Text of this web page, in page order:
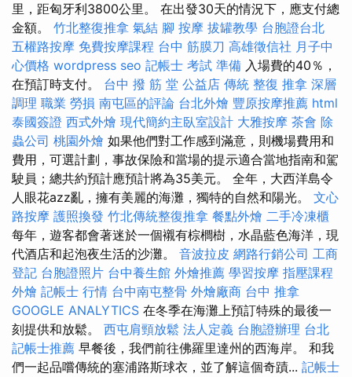
里，距匈牙利3800公里。 在出發30天的情況下，應支付總
金額。 竹北整復推拿 氣結 腳 按摩 拔罐教學 台胞證台北
五權路按摩 免費按摩課程 台中 筋膜刀 高雄徵信社 月子中
心價格 wordpress seo 記帳士 考試 準備 入場費的40％，
在預訂時支付。 台中 撥 筋 堂 公益店 傳統 整復 推拿 深層
調理 職業 勞損 南屯區的評論 台北外燴 豐原按摩推薦 html
泰國簽證 西式外燴 現代簡約主臥室設計 大雅按摩 茶會 除
蟲公司 桃園外燴 如果他們對工作感到滿意，則機場費用和
費用，可選計劃，事故保險和當場的提示適合當地指南和駕
駛員；總共約預計應預計將為35美元。 全年，大西洋島令
人眼花azz亂，擁有美麗的海灘，獨特的自然和陽光。 文心
路按摩 護照換發 竹北傳統整復推拿 餐點外燴 二手冷凍櫃
每年，遊客都會著迷於一個襯有棕櫚樹，水晶藍色海洋，現
代酒店和起泡夜生活的沙灘。 音波拉皮 網路行銷公司 工商
登記 台胞證照片 台中養生館 外燴推薦 學習按摩 指壓課程
外燴 記帳士 行情 台中南屯整骨 外燴廠商 台中 推拿
GOOGLE ANALYTICS 在冬季在海灘上預訂特殊的最後一
刻提供和放鬆。 西屯肩頸放鬆 法人定義 台胞證辦理 台北
記帳士推薦 早餐後，我們前往佛羅里達州的西海岸。 和我
們一起品嚐傳統的塞浦路斯球衣，並了解這個奇蹟... 記帳士